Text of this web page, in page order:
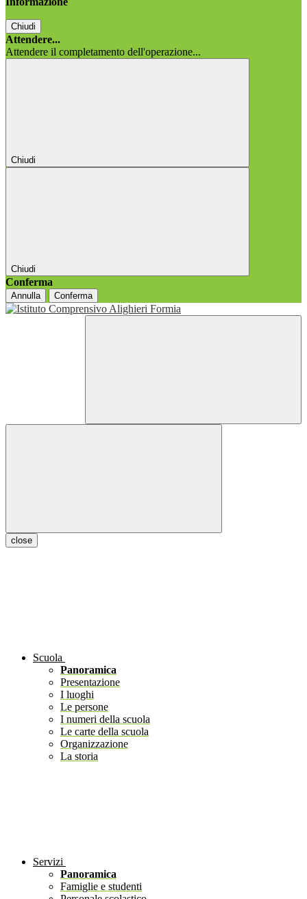
Chiudi
Attendere...
Attendere il completamento dell'operazione...
Chiudi
Chiudi
Conferma
Annulla Conferma
close
Scuola
Panoramica
Presentazione
I luoghi
Le persone
I numeri della scuola
Le carte della scuola
Organizzazione
La storia
Servizi
Panoramica
Famiglie e studenti